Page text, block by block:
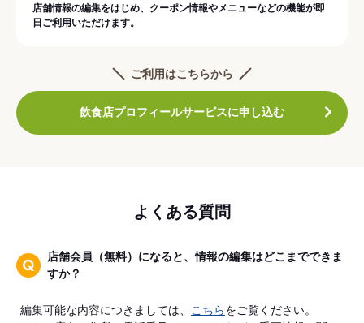
店舗情報の編集をはじめ、クーポン情報やメニューなどの機能が即
日ご利用いただけます。
ご利用はこちらから
飲食店プロフィールサービスに申し込む
よくある質問
店舗会員（無料）になると、情報の編集はどこまでできま
すか？
編集可能な内容につきましては、 こちらをご覧ください。